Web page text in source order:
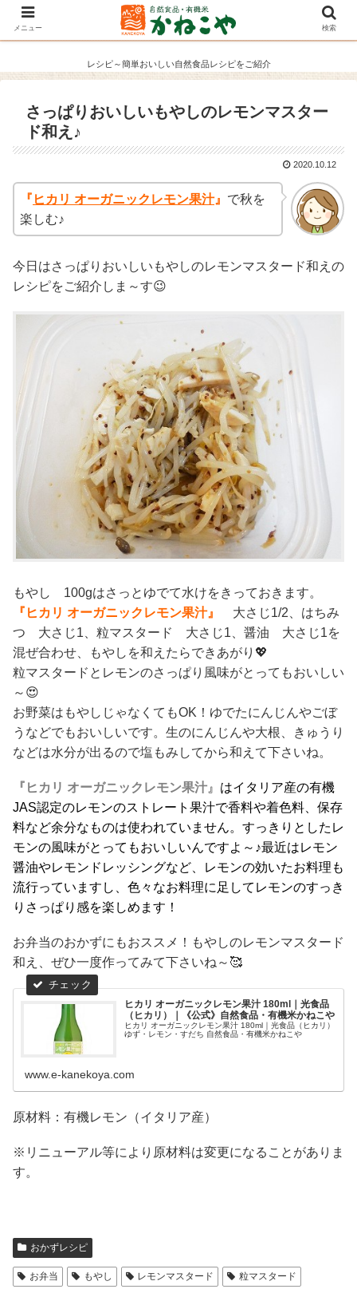
レシピ～簡単おいしい自然食品レシピをご紹介
さっぱりおいしいもやしのレモンマスター
ド和え♪
2020.10.12
『 ヒカリ オーガニックレモン果汁』 で秋を
楽しむ♪
今日はさっぱりおいしいもやしのレモンマスタード和えの
レシピをご紹介しま～す😉
もやし 100gはさっとゆでて水けをきっておきます。
『ヒカリ オーガニックレモン果汁』
大さじ1/2、はちみ
つ 大さじ1、粒マスタード 大さじ1、醤油 大さじ1を
混ぜ合わせ、もやしを和えたらできあがり💖
粒マスタードとレモンのさっぱり風味がとってもおいしい
～😍
お野菜はもやしじゃなくてもOK！ゆでたにんじんやごぼ
うなどでもおいしいです。生のにんじんや大根、きゅうり
などは水分が出るので塩もみしてから和えて下さいね。
『ヒカリ オーガニックレモン果汁 』はイタリア産の有機
JAS認定のレモンのストレート果汁で香料や着色料、保存
料など余分なものは使われていません。すっきりとしたレ
モンの風味がとってもおいしいんですよ～♪最近はレモン
醤油やレモンドレッシングなど、レモンの効いたお料理も
流行っていますし、色々なお料理に足してレモンのすっき
りさっぱり感を楽しめます！
お弁当のおかずにもおススメ！もやしのレモンマスタード
和え、ぜひ一度作ってみて下さいね～🥰
ヒカリ オーガニックレモン果汁 180ml｜光食品
（ヒカリ）｜《公式》自然食品・有機米かねこや
ヒカリ オーガニックレモン果汁 180ml｜光食品（ヒカリ）
ゆず・レモン・すだち 自然食品・有機米かねこや
www.e-kanekoya.com
原材料：有機レモン（イタリア産）
※リニューアル等により原材料は変更になることがありま
す。
おかずレシピ
お弁当 もやし レモンマスタード 粒マスタード
メニュー 検索